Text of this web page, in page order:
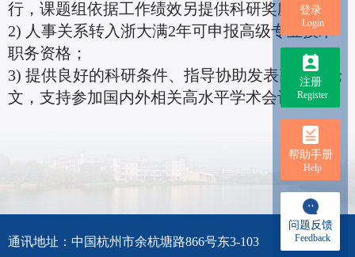
行，课题组依据工作绩效另提供科研奖励；
2) 人事关系转入浙大满2年可申报高级专业技术
职务资格；
3) 提供良好的科研条件、指导协助发表高水平论
文，支持参加国内外相关高水平学术会议。
登录
Login
注册
Register
帮助手册
Help
问题反馈
Feedback
通讯地址：中国杭州市余杭塘路866号东3-103